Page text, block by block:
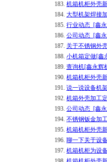
183. 机箱机柜外壳
184. 大型机架焊接
185. 行业动态_[鑫
186. 公司动态_[鑫
187. 关于不锈钢外
188. 小机箱定做[鑫
189. 查询机[鑫永辉
190. 机箱机柜外壳
191. 说一说设备机
192. 机箱外壳加工
193. 公司动态_[鑫
194. 不锈钢钣金加
195. 机箱机柜外壳
196. 聊一下关于设
197. 机箱机柜为设